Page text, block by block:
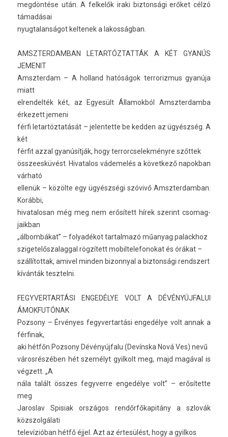
megdöntése után. A fel­kelők iraki bi­zton­sági erőket célzó
támadásai
nyug­talan­ságot kel­tenek a lakos­ságban.
AMSZTER­DAMBAN LETAR­TÓZTAT­TÁK A KÉT GYANÚS
JEMENIT
Amszter­dam – A hol­land hatóságok ter­roriz­mus gyanúja
miatt
el­rendel­ték két, az Egyesült Államok­ból Amszter­damba
érkezett jemeni
férfi letar­tóztatását – jelen­tette be kedd­en az ügyészség. A
két
férfit azzal gyanúsítják, hogy ter­rorcselek­ményre szőttek
összees­küvést. Hivatalos vádemelés a követ­kező napok­ban
várható
ellenük – közölte egy ügyészségi szóvivő Amszter­damban.
Korábbi,
hivatalosan még meg nem erősített hírek szerint csomag­
jaik­ban
„álbombákat” – folyadékot tar­talmazó műanyag palackhoz
szigetelős­zalagg­al rögzített mobil­telefonokat és órákat –
szál­lítot­tak, amivel mind­en bi­zon­ny­al a bi­zton­sági re­ndszert
kívánták tesztel­ni.
FEGYVER­TARTÁSI ENGEDÉLYE VOLT A DÉVÉNYÚJ­FALUI
ÁMOK­FUTÓNAK
Poz­sony – Érvényes fegyver­tartási engedélye volt annak a
fér­finak,
aki hétfőn Poz­sony Dévényújfalu (Devínska Nová Ves) nevű
városrészében hét személyt gyil­kolt meg, majd magával is
végzett. „A
nála talált összes fegyver­re engedélye volt” – erősítette
meg
Jaros­lav Spisiak országos rendőrfőkapitány a szlovák
közszol­gálati
televízióban hétfő éjjel. Azt az értesülést, hogy a gyil­kos